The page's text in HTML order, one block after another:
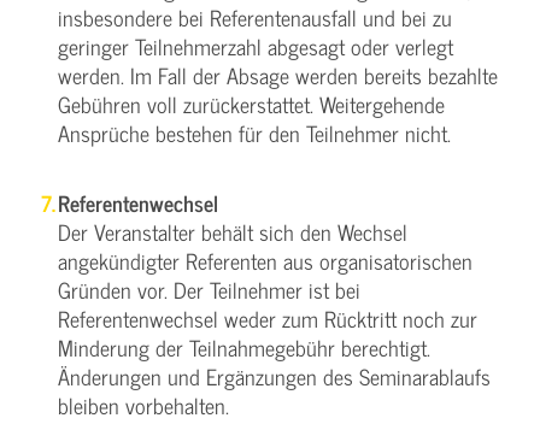
insbesondere bei Referentenausfall und bei zu
geringer Teilnehmerzahl abgesagt oder verlegt
werden. Im Fall der Absage werden bereits bezahlte
Gebühren voll zurückerstattet. Weitergehende
Ansprüche bestehen für den Teilnehmer nicht.
Referentenwechsel
Der Veranstalter behält sich den Wechsel
angekündigter Referenten aus organisatorischen
Gründen vor. Der Teilnehmer ist bei
Referentenwechsel weder zum Rücktritt noch zur
Minderung der Teilnahmegebühr berechtigt.
Änderungen und Ergänzungen des Seminarablaufs
bleiben vorbehalten.